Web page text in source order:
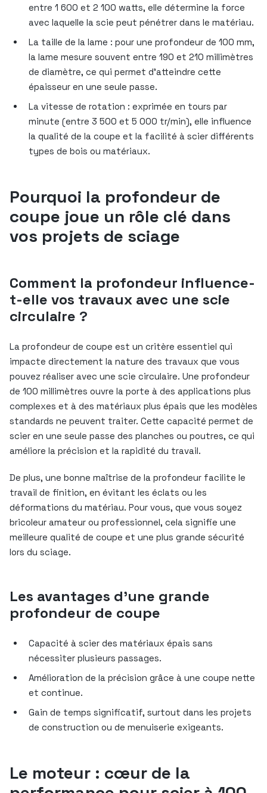
entre 1 600 et 2 100 watts, elle détermine la force
avec laquelle la scie peut pénétrer dans le matériau.
La taille de la lame : pour une profondeur de 100 mm,
la lame mesure souvent entre 190 et 210 millimètres
de diamètre, ce qui permet d’atteindre cette
épaisseur en une seule passe.
La vitesse de rotation : exprimée en tours par
minute (entre 3 500 et 5 000 tr/min), elle influence
la qualité de la coupe et la facilité à scier différents
types de bois ou matériaux.
Pourquoi la profondeur de
coupe joue un rôle clé dans
vos projets de sciage
Comment la profondeur influence-
t-elle vos travaux avec une scie
circulaire ?
La profondeur de coupe est un critère essentiel qui
impacte directement la nature des travaux que vous
pouvez réaliser avec une scie circulaire. Une profondeur
de 100 millimètres ouvre la porte à des applications plus
complexes et à des matériaux plus épais que les modèles
standards ne peuvent traiter. Cette capacité permet de
scier en une seule passe des planches ou poutres, ce qui
améliore la précision et la rapidité du travail.
De plus, une bonne maîtrise de la profondeur facilite le
travail de finition, en évitant les éclats ou les
déformations du matériau. Pour vous, que vous soyez
bricoleur amateur ou professionnel, cela signifie une
meilleure qualité de coupe et une plus grande sécurité
lors du sciage.
Les avantages d’une grande
profondeur de coupe
Capacité à scier des matériaux épais sans
nécessiter plusieurs passages.
Amélioration de la précision grâce à une coupe nette
et continue.
Gain de temps significatif, surtout dans les projets
de construction ou de menuiserie exigeants.
Le moteur : cœur de la